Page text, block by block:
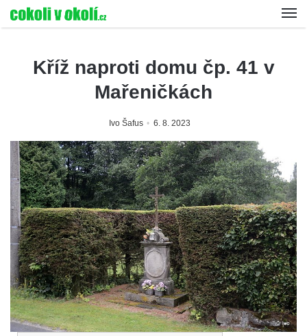
Kříž naproti domu čp. 41 v
Mařeničkách
Ivo Šafus 6. 8. 2023